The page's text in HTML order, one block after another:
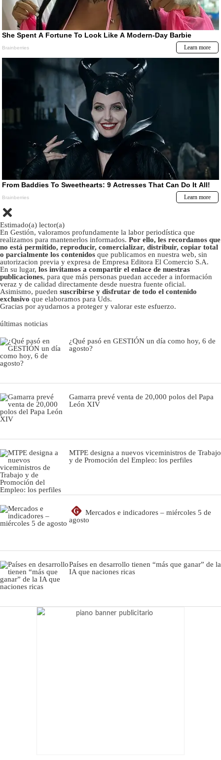
Estimado(a) lector(a)
En Gestión, valoramos profundamente la labor periodística que
realizamos para mantenerlos informados. Por ello, les recordamos que
no está permitido, reproducir, comercializar, distribuir, copiar total
o parcialmente los contenidos que publicamos en nuestra web, sin
autorizacion previa y expresa de Empresa Editora El Comercio S.A.
En su lugar, los invitamos a compartir el enlace de nuestras
publicaciones, para que más personas puedan acceder a información
veraz y de calidad directamente desde nuestra fuente oficial.
Asimismo, pueden suscribirse y disfrutar de todo el contenido
exclusivo que elaboramos para Uds.
Gracias por ayudarnos a proteger y valorar este esfuerzo.
últimas noticias
¿Qué pasó en GESTIÓN un día como hoy, 6 de
agosto?
Gamarra prevé venta de 20,000 polos del Papa
León XIV
MTPE designa a nuevos viceministros de Trabajo
y de Promoción del Empleo: los perfiles
G
Mercados e indicadores – miércoles 5 de
agosto
Países en desarrollo tienen “más que ganar” de la
IA que naciones ricas